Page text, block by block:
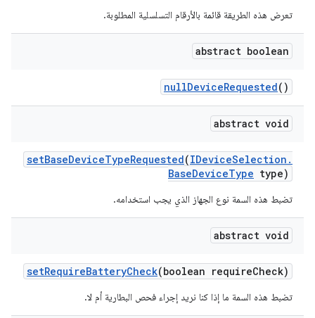
تعرض هذه الطريقة قائمة بالأرقام التسلسلية المطلوبة.
abstract boolean
nullDeviceRequested()
abstract void
setBaseDeviceTypeRequested(IDeviceSelection .
BaseDeviceType type)
تضبط هذه السمة نوع الجهاز الذي يجب استخدامه.
abstract void
setRequireBatteryCheck(boolean requireCheck)
تضبط هذه السمة ما إذا كنا نريد إجراء فحص البطارية أم لا.